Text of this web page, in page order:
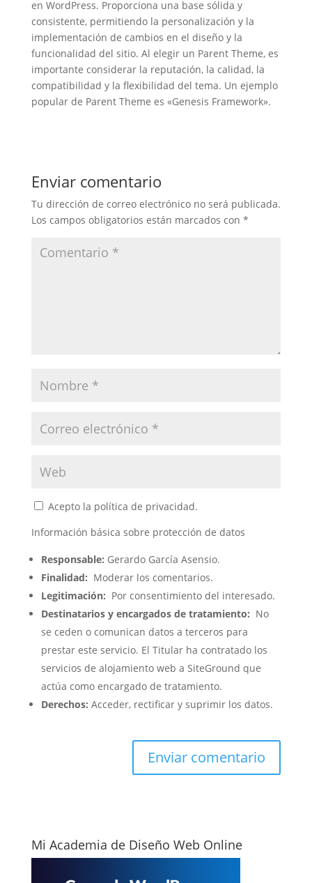
en WordPress. Proporciona una base sólida y
consistente, permitiendo la personalización y la
implementación de cambios en el diseño y la
funcionalidad del sitio. Al elegir un Parent Theme, es
importante considerar la reputación, la calidad, la
compatibilidad y la flexibilidad del tema. Un ejemplo
popular de Parent Theme es «Genesis Framework».
Enviar comentario
Tu dirección de correo electrónico no será publicada.
Los campos obligatorios están marcados con *
Acepto la política de privacidad.
Información básica sobre protección de datos
Responsable: Gerardo García Asensio.
Finalidad: Moderar los comentarios.
Legitimación: Por consentimiento del interesado.
Destinatarios y encargados de tratamiento: No
se ceden o comunican datos a terceros para
prestar este servicio. El Titular ha contratado los
servicios de alojamiento web a SiteGround que
actúa como encargado de tratamiento.
Derechos: Acceder, rectificar y suprimir los datos.
Mi Academia de Diseño Web Online